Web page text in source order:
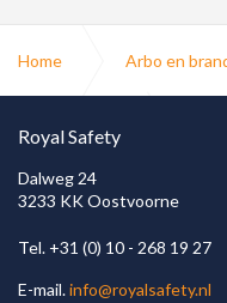
Home Arbo en
Blusmiddelen
Royal Safety
Dalweg 24
3233 KK Oostvoorne
Tel. +31 (0) 10 - 268 19 27
E-mail.info@royalsafety.nl